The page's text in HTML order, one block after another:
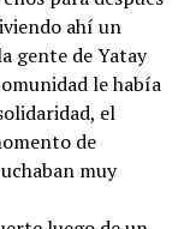
ahí un
gente de Yatay
le había
el
de
muy